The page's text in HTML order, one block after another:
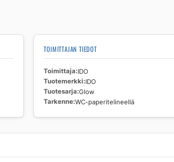
TOIMITTAJAN TIEDOT
Toimittaja IDO
Tuotemerkki IDO
Tuotesarja Glow
Tarkenne WC-paperitelineellä